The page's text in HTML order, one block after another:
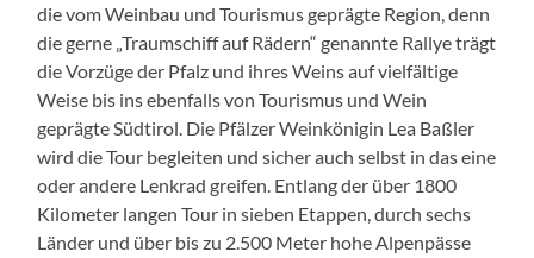
die vom Weinbau und Tourismus geprägte Region, denn
die gerne „Traumschiff auf Rädern“ genannte Rallye trägt
die Vorzüge der Pfalz und ihres Weins auf vielfältige
Weise bis ins ebenfalls von Tourismus und Wein
geprägte Südtirol. Die Pfälzer Weinkönigin Lea Baßler
wird die Tour begleiten und sicher auch selbst in das eine
oder andere Lenkrad greifen. Entlang der über 1800
Kilometer langen Tour in sieben Etappen, durch sechs
Länder und über bis zu 2.500 Meter hohe Alpenpässe